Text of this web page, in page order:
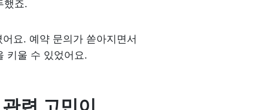
했죠.
요. 예약 문의가 쏟아지면서
키울 수 있었어요.
련 고민이